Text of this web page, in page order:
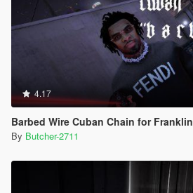
4.17
Barbed Wire Cuban Chain for Franklin
By Butcher-2711